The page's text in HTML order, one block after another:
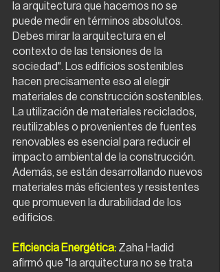
la arquitectura que hacemos no se
puede medir en términos absolutos.
Debes mirar la arquitectura en el
contexto de las tensiones de la
sociedad". Los edificios sostenibles
hacen precisamente eso al elegir
materiales de construcción sostenibles.
La utilización de materiales reciclados,
reutilizables o provenientes de fuentes
renovables es esencial para reducir el
impacto ambiental de la construcción.
Además, se están desarrollando nuevos
materiales más eficientes y resistentes
que promueven la durabilidad de los
edificios.
Eficiencia Energética: Zaha Hadid
afirmó que "la arquitectura no se trata